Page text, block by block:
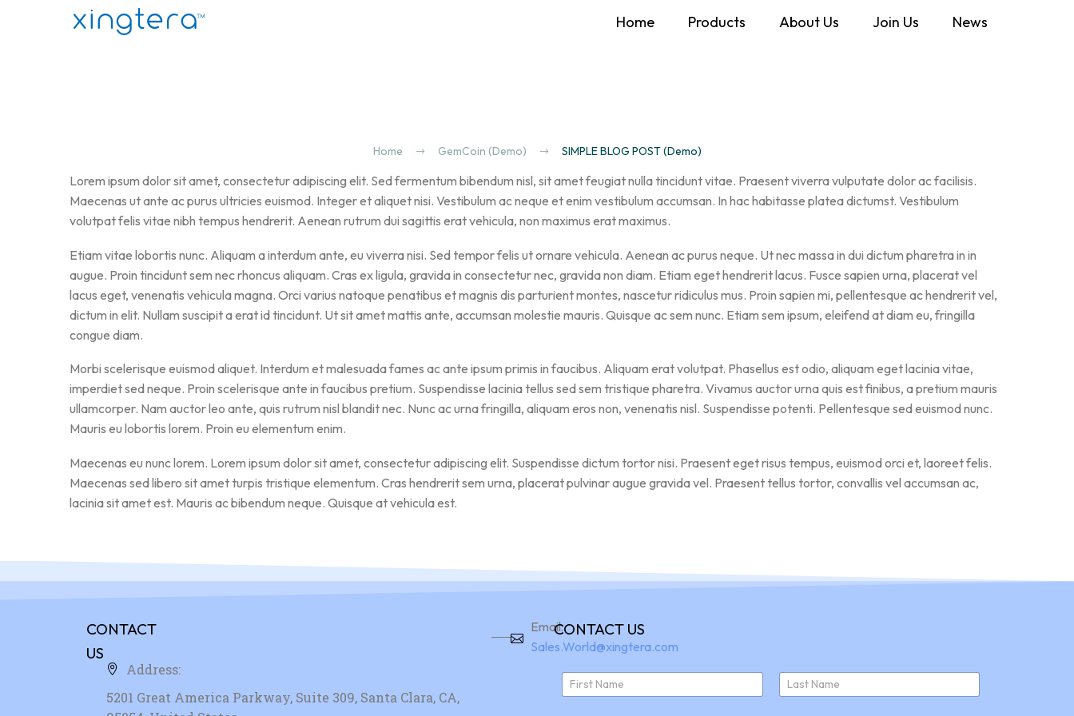
Home Products About Us Join Us News
Home GemCoin (Demo) SIMPLE BLOG POST (Demo)
Lorem ipsum dolor sit amet, consectetur adipiscing elit. Sed fermentum bibendum nisl, sit amet feugiat nulla tincidunt vitae. Praesent viverra vulputate dolor ac facilisis.
Maecenas ut ante ac purus ultricies euismod. Integer et aliquet nisi. Vestibulum ac neque et enim vestibulum accumsan. In hac habitasse platea dictumst. Vestibulum
volutpat felis vitae nibh tempus hendrerit. Aenean rutrum dui sagittis erat vehicula, non maximus erat maximus.
Etiam vitae lobortis nunc. Aliquam a interdum ante, eu viverra nisi. Sed tempor felis ut ornare vehicula. Aenean ac purus neque. Ut nec massa in dui dictum pharetra in in
augue. Proin tincidunt sem nec rhoncus aliquam. Cras ex ligula, gravida in consectetur nec, gravida non diam. Etiam eget hendrerit lacus. Fusce sapien urna, placerat vel
lacus eget, venenatis vehicula magna. Orci varius natoque penatibus et magnis dis parturient montes, nascetur ridiculus mus. Proin sapien mi, pellentesque ac hendrerit vel,
dictum in elit. Nullam suscipit a erat id tincidunt. Ut sit amet mattis ante, accumsan molestie mauris. Quisque ac sem nunc. Etiam sem ipsum, eleifend at diam eu, fringilla
congue diam.
Morbi scelerisque euismod aliquet. Interdum et malesuada fames ac ante ipsum primis in faucibus. Aliquam erat volutpat. Phasellus est odio, aliquam eget lacinia vitae,
imperdiet sed neque. Proin scelerisque ante in faucibus pretium. Suspendisse lacinia tellus sed sem tristique pharetra. Vivamus auctor urna quis est finibus, a pretium mauris
ullamcorper. Nam auctor leo ante, quis rutrum nisl blandit nec. Nunc ac urna fringilla, aliquam eros non, venenatis nisl. Suspendisse potenti. Pellentesque sed euismod nunc.
Mauris eu lobortis lorem. Proin eu elementum enim.
Maecenas eu nunc lorem. Lorem ipsum dolor sit amet, consectetur adipiscing elit. Suspendisse dictum tortor nisi. Praesent eget risus tempus, euismod orci et, laoreet felis.
Maecenas sed libero sit amet turpis tristique elementum. Cras hendrerit sem urna, placerat pulvinar augue gravida vel. Praesent tellus tortor, convallis vel accumsan ac,
lacinia sit amet est. Mauris ac bibendum neque. Quisque at vehicula est.
CONTACT
US
Address:
5201 Great America Parkway, Suite 309, Santa Clara, CA,
Email:
Sales.World@xingtera.com
CONTACT US
N